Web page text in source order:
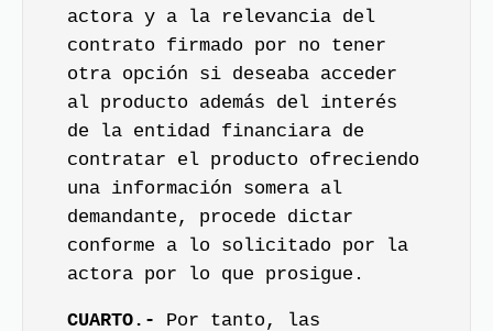
actora y a la relevancia del
contrato firmado por no tener
otra opción si deseaba acceder
al producto además del interés
de la entidad financiara de
contratar el producto ofreciendo
una información somera al
demandante, procede dictar
conforme a lo solicitado por la
actora por lo que prosigue.
CUARTO.- Por tanto, las